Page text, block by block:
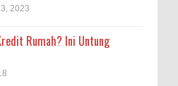
2023
Rumah? Ini Untung